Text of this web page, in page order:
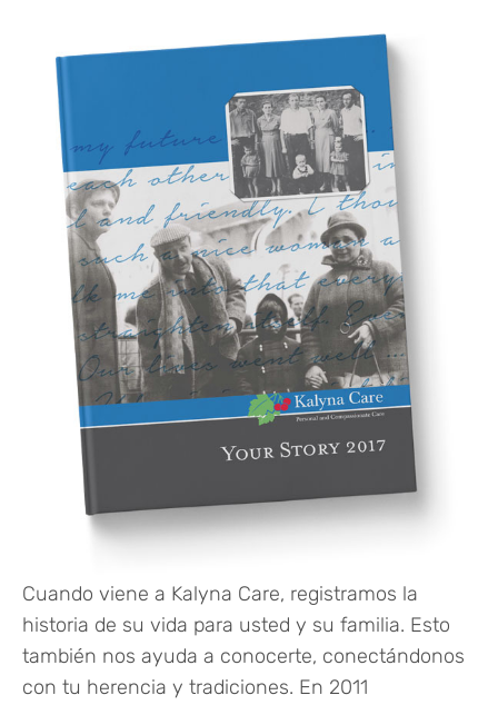
Cuando viene a Kalyna Care, registramos la
historia de su vida para usted y su familia. Esto
también nos ayuda a conocerte, conectándonos
con tu herencia y tradiciones. En 2011